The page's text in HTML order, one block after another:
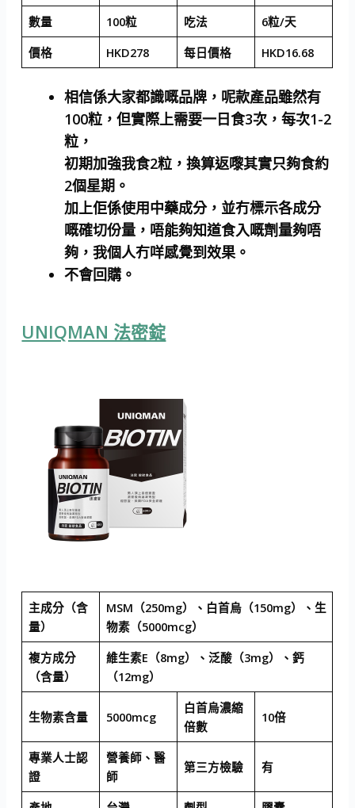
數量
100粒 吃法
6粒/天
價格
HKD278 每日價格 HKD16.68
相信係大家都識嘅品牌，呢款產品雖然有
100粒，但實際上需要一日食3次，每次1-2
粒，
初期加強我食2粒，換算返嚟其實只夠食約
2個星期。
加上佢係使用中藥成分，並冇標示各成分
嘅確切份量，唔能夠知道食入嘅劑量夠唔
夠，我個人冇咩感覺到效果。
不會回購。
UNIQMAN 法密錠
主成分（含
量）
MSM（250mg）、白首烏（150mg）、生
物素（5000mcg）
複方成分
（含量）
維生素E（8mg）、泛酸（3mg）、鈣
（12mg）
生物素含量 5000mcg
白首烏濃縮
倍數
10倍
專業人士認
證
營養師、醫
師
第三方檢驗 有